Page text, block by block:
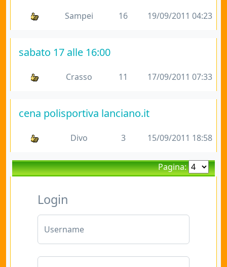
Sampei 16 19/09/2011 04:23
sabato 17 alle 16:00
Crasso 11 17/09/2011 07:33
cena polisportiva lanciano.it
Divo 3 15/09/2011 18:58
Pagina:
Login
Username